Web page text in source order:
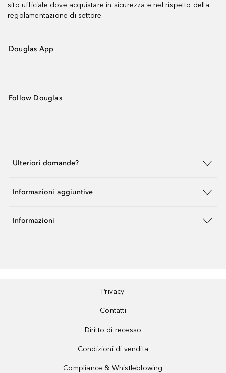
sito ufficiale dove acquistare in sicurezza e nel rispetto della
regolamentazione di settore.
Douglas App
Follow Douglas
Ulteriori domande?
Informazioni aggiuntive
Informazioni
Privacy
Contatti
Diritto di recesso
Condizioni di vendita
Compliance & Whistleblowing